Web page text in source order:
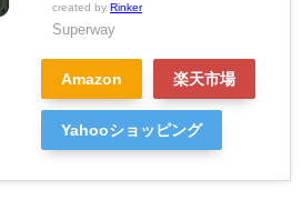
created by Rinker
Superway
Amazon 楽天市場
Yahooショッピング